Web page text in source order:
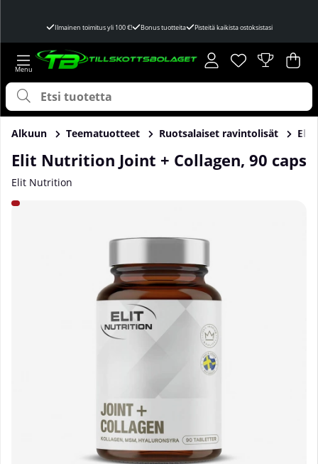
Ilmainen toimitus yli 100 €! Bonus tuotteita Pisteitä kaikista ostoksistasi
Toivelista
Lukumäärä
. .
Alkuun Teematuotteet Ruotsalaiset ravintolisät Elit
Elit Nutrition Joint + Collagen, 90 caps
Elit Nutrition
Tuotekuvat Elit Nutrition Joint + Collagen, 90 caps